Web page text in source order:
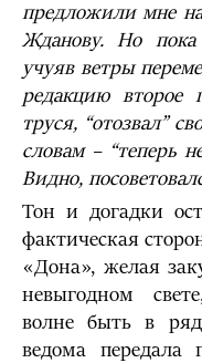
предложили мне
Жданову. Но
учуяв ветры
редакцию
труся, “отозвал”
словам – “теперь
Видно,
Тон и догадки
фактическая
«Дона», желая
невыгодном
волне быть в
ведома передала